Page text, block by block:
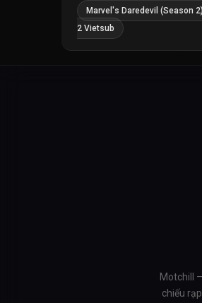
Marvel's Daredevil (Season 2)
2 Vietsub
Motchill
chiếu